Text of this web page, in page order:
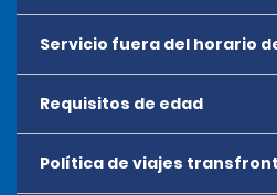
Servicio fuera del horario
Devoluciones fuera del horario
Esta ubicación ofrece
atención. Durante la devolución
atención, estaciona el vehículo
Requisitos de edad
Política de viajes